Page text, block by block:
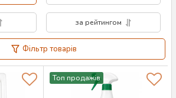
за рейтингом
Фільтр товарів
Топ продажів